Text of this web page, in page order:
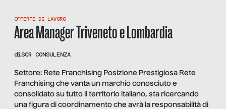
OFFERTE DI LAVORO
Area Manager Triveneto e Lombardia
diSCR CONSULENZA
Settore: Rete Franchising Posizione Prestigiosa Rete
Franchising che vanta un marchio conosciuto e
consolidato su tutto il territorio italiano, sta ricercando
una figura di coordinamento che avrà la responsabilità di